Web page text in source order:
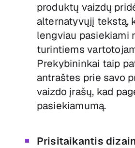
produktų vaizdų
alternatyvųjį tekstą,
lengviau pasiekiami
turintiems
Prekybininkai taip
antraštes prie savo
vaizdo įrašų, kad
pasiekiamumą.
Prisitaikantis